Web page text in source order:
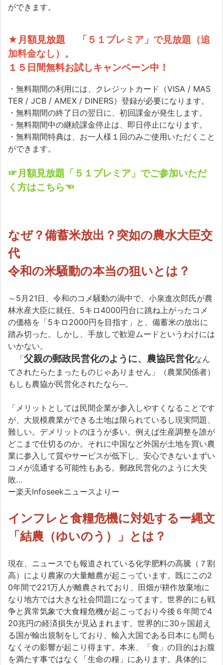
ができます。
★月額見放題
「５１プレミア」で見放題（追
加料金なし）。
１５日間無料お試しキャンペーン中！
・無料期間の利用には、クレジットカード（VISA / MAS
TER / JCB / AMEX / DINERS）登録が必要になります。
・無料期間の終了日の翌日に、初回課金が発生します。
・無料期間中の継続課金停止は、即日停止になります。
・無料期間特典は、お一人様１回のみご使用いただくこと
ができます。
☞月額見放題「５１プレミア」でご参加いただ
く方はこちら☜
なぜ？備蓄米放出？突如の農水大臣交
代
令和の米騒動の本当の狙いとは？
～5月21日、令和のコメ騒動の渦中で、小泉進次郎氏が農
林水産大臣に就任。5キロ4000円台に跳ね上がったコメ
の価格を「5キロ2000円を目指す」と、備蓄米の放出に
踏み切った。しかし、手放しで歓迎ムードというわけには
いかない。
「父親の郵政民営化のように、農協民営化なん
てされたらたまったものじゃありません」（農業関係者）
もしも農協が民営化されたなら─。
「メリットとしては民間企業が参入しやすくなることです
が、大規模農業ができる土地は限られているし現実問題、
難しい。デメリットのほうが多い。例えば生産調整を誰が
どこまで仕切るのか。それに中国など外国が土地を買い農
業に参入して質やサービスが低下し、安心できないまずい
コメが流通する可能性もある。郵政民営化のように大失
敗…
ー楽天Infoseekニュースよりー
インフレと食糧危機に対処するー縄文
「結農（ゆいのう）」とは？
現在、ニュースでも報道されている化学肥料の高騰（７割
高）により農家の大量離農が起こっています。既にこの2
0年間で221万人が離農されており、田畑が耕作放棄地に
なり地方では大きな社会問題になってます。世界的にも戦
争と異常気象で大食糧危機が起こっており今後６年間で4
20兆円の経済損失が見込まれます。世界的に30ヶ国超え
る国が輸出規制をしており、輸入大国である日本にも間も
なくその影響が起こり得ます。本来、「食」の目的はお腹
を満たす事ではなく「生命の糧」にあります。具体的に